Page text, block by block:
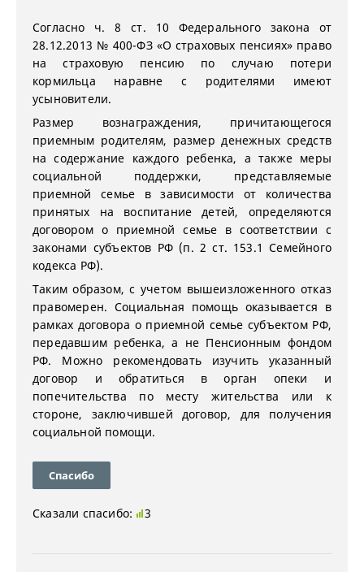
Согласно ч. 8 ст. 10 Федерального закона от
28.12.2013 № 400-ФЗ «О страховых пенсиях» право
на страховую пенсию по случаю потери
кормильца наравне с родителями имеют
усыновители.
Размер вознаграждения, причитающегося
приемным родителям, размер денежных средств
на содержание каждого ребенка, а также меры
социальной поддержки, представляемые
приемной семье в зависимости от количества
принятых на воспитание детей, определяются
договором о приемной семье в соответствии с
законами субъектов РФ (п. 2 ст. 153.1 Семейного
кодекса РФ).
Таким образом, с учетом вышеизложенного отказ
правомерен. Социальная помощь оказывается в
рамках договора о приемной семье субъектом РФ,
передавшим ребенка, а не Пенсионным фондом
РФ. Можно рекомендовать изучить указанный
договор и обратиться в орган опеки и
попечительства по месту жительства или к
стороне, заключившей договор, для получения
социальной помощи.
Спасибо
Сказали спасибо: 3